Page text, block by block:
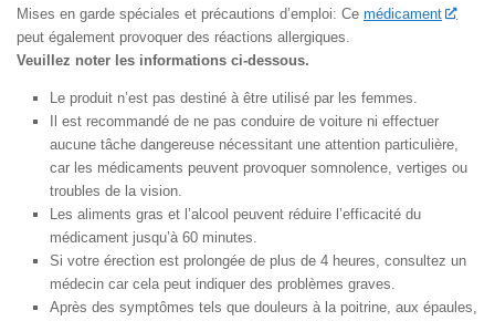
Mises en garde spéciales et précautions d’emploi: Ce médicament
peut également provoquer des réactions allergiques.
Veuillez noter les informations ci-dessous.
Le produit n’est pas destiné à être utilisé par les femmes.
Il est recommandé de ne pas conduire de voiture ni effectuer
aucune tâche dangereuse nécessitant une attention particulière,
car les médicaments peuvent provoquer somnolence, vertiges ou
troubles de la vision.
Les aliments gras et l’alcool peuvent réduire l’efficacité du
médicament jusqu’à 60 minutes.
Si votre érection est prolongée de plus de 4 heures, consultez un
médecin car cela peut indiquer des problèmes graves.
Après des symptômes tels que douleurs à la poitrine, aux épaules,